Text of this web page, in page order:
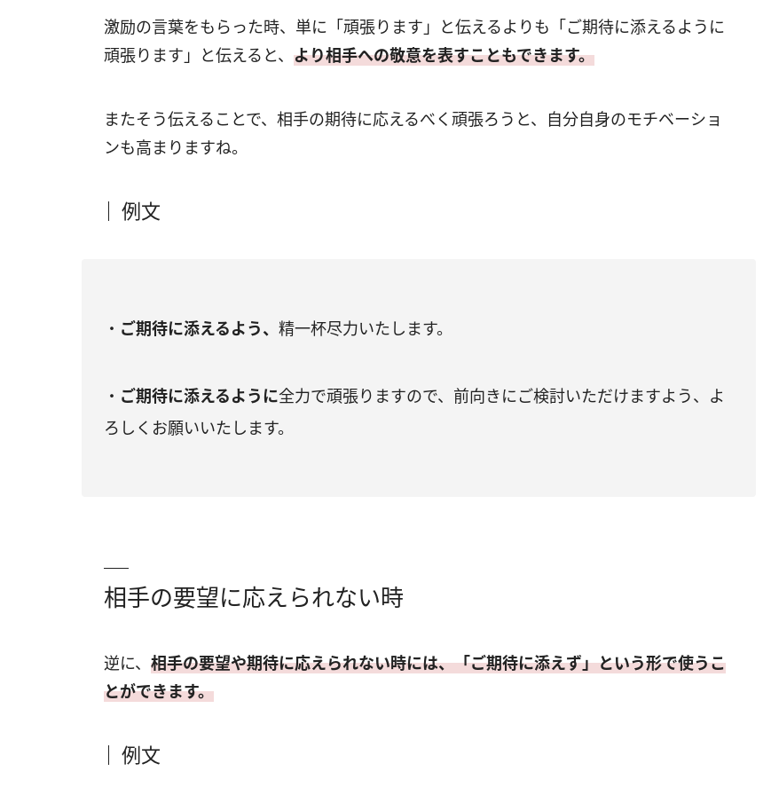
激励の言葉をもらった時、単に「頑張ります」と伝えるよりも「ご期待に添えるように
頑張ります」と伝えると、 より相手への敬意を表すこともできます。
またそう伝えることで、相手の期待に応えるべく頑張ろうと、自分自身のモチベーショ
ンも高まりますね。
例文
・ ご期待に添えるよう、 精一杯尽力いたします。
・ ご期待に添えるように全力で頑張りますので、前向きにご検討いただけますよう、よ
ろしくお願いいたします。
相手の要望に応えられない時
逆に、 相手の要望や期待に応えられない時には、「ご期待に添えず」という形で使うこ
とができます。
例文